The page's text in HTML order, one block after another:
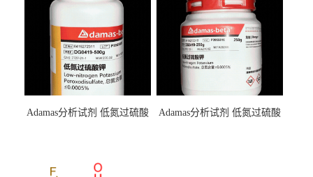
Adamas分析试剂 低氮过硫酸
（泰坦现货供应）
Adamas分析试剂 低氮过硫酸